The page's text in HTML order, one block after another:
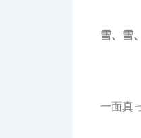
雪、雪
一面真